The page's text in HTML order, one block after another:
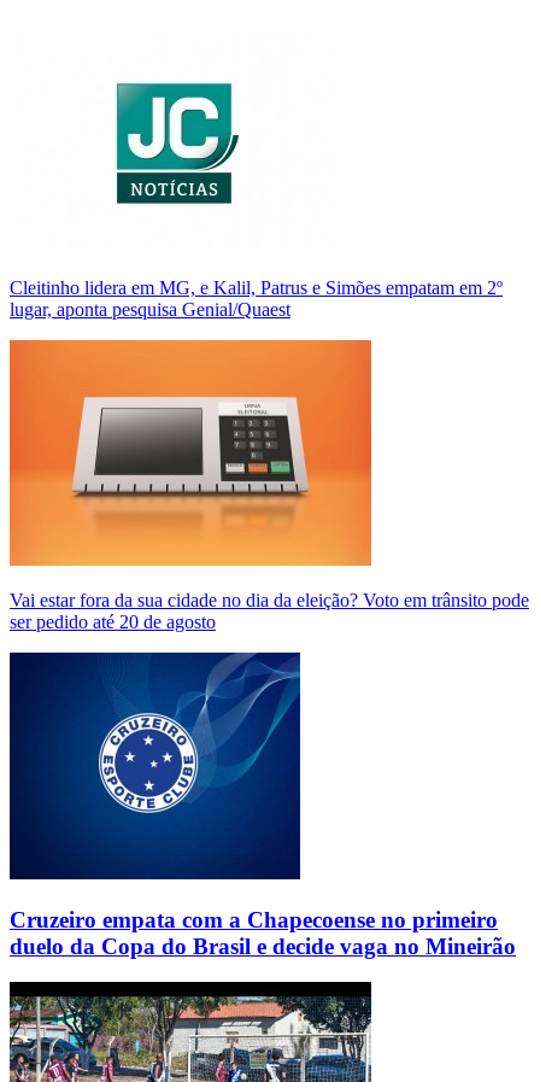
Cleitinho lidera em MG, e Kalil, Patrus e Simões empatam em 2º
lugar, aponta pesquisa Genial/Quaest
Vai estar fora da sua cidade no dia da eleição? Voto em trânsito pode
ser pedido até 20 de agosto
Cruzeiro empata com a Chapecoense no primeiro
duelo da Copa do Brasil e decide vaga no Mineirão